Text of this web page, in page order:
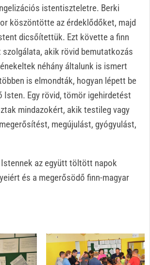
istentiszteletre. Berki
köszöntötte az érdeklődőket, majd
dicsőítettük. Ezt követte a finn
akik rövid bemutatkozás
néhány általunk is ismert
is elmondták, hogyan lépett be
Isten. Egy rövid, tömör igehirdetést
mindazokért, akik testileg vagy
megújulást, gyógyulást,
az együtt töltött napok
és a megerősödő finn-magyar